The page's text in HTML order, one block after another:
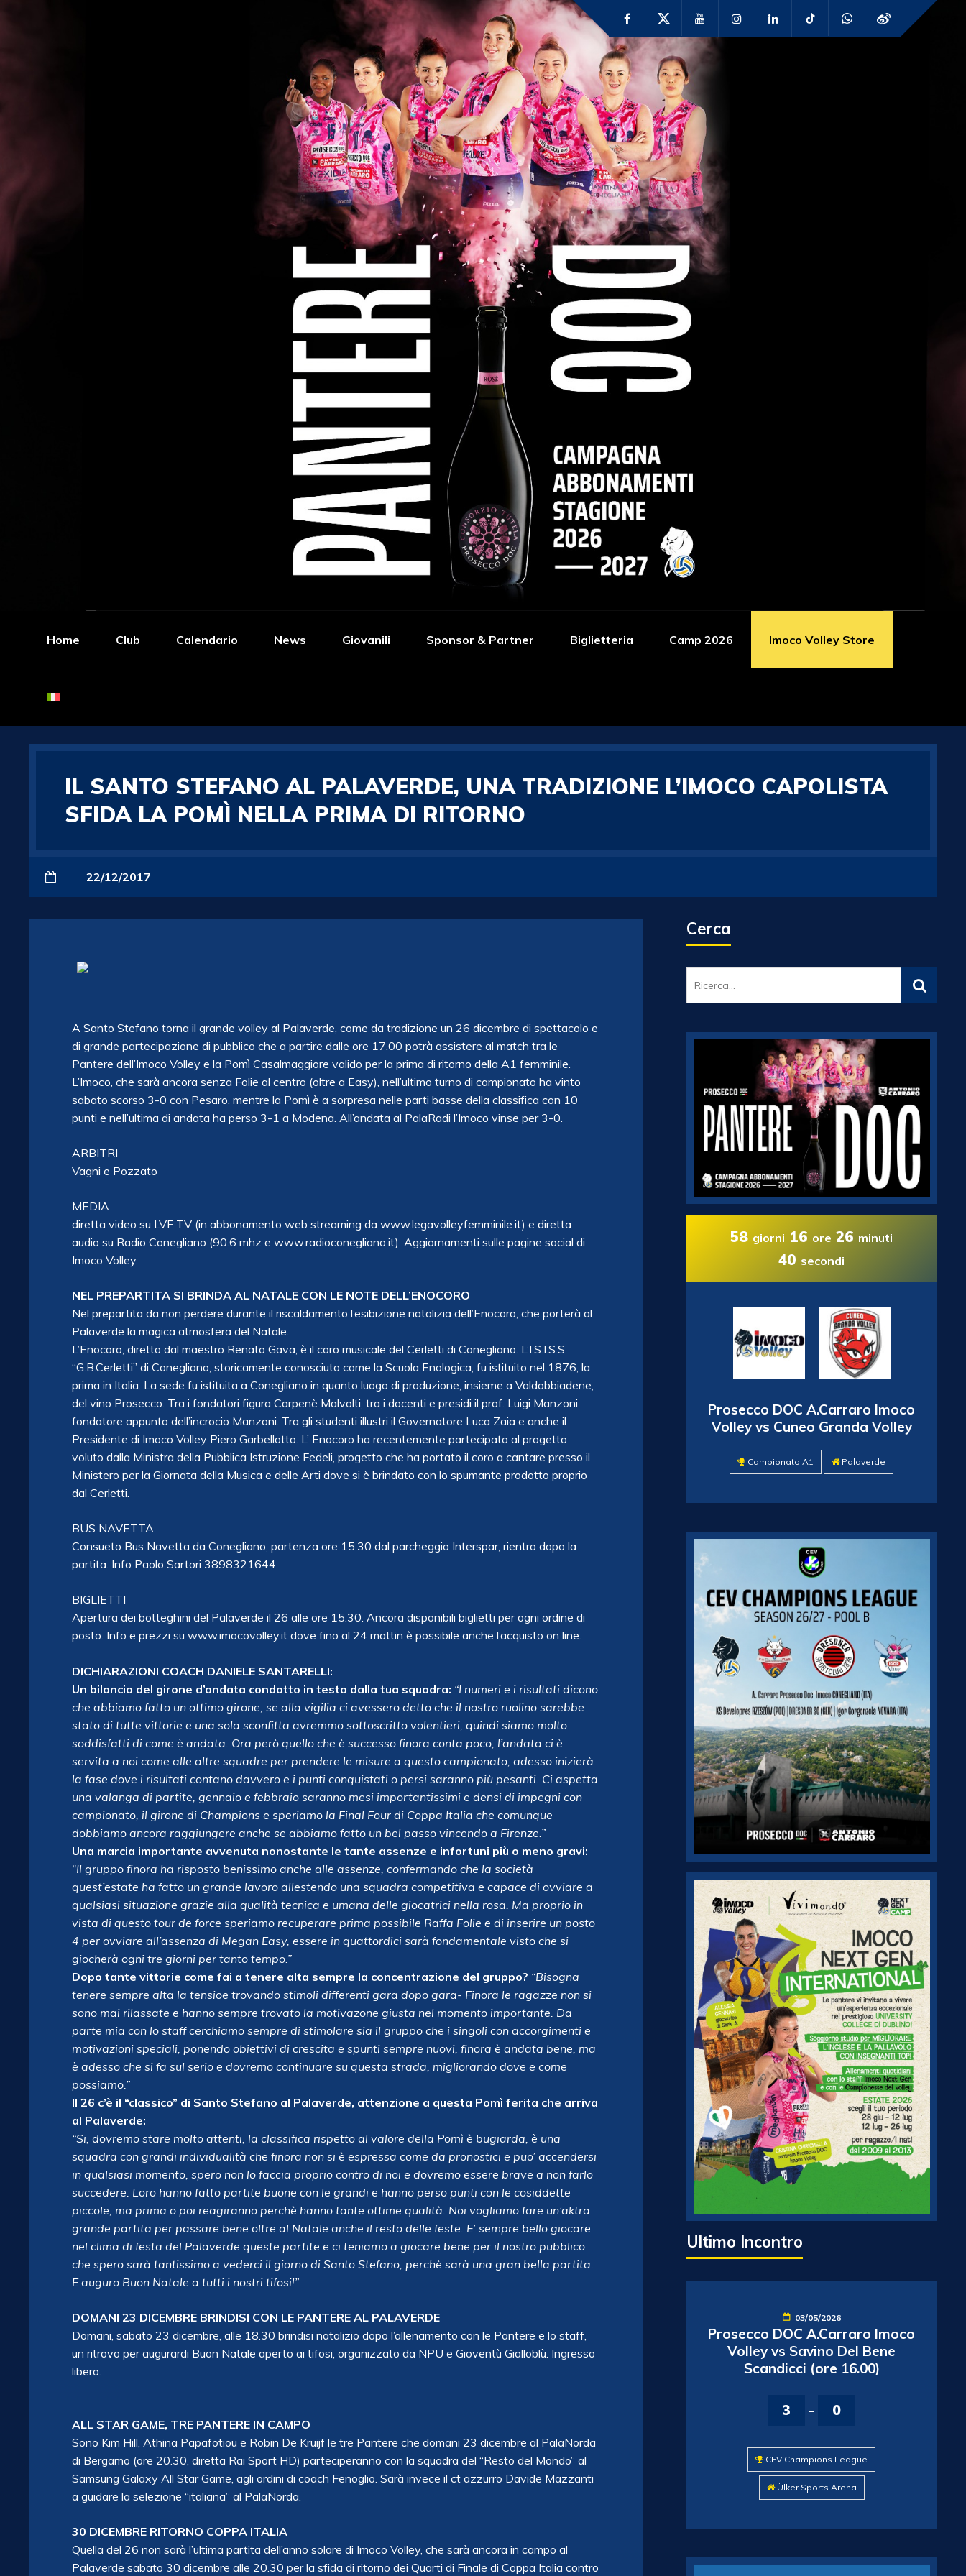
Home Club Calendario News Giovanili Sponsor & Partner Biglietteria Camp 2026 Imoco Volley Store
IL SANTO STEFANO AL PALAVERDE, UNA TRADIZIONE L’IMOCO CAPOLISTA
SFIDA LA POMÌ NELLA PRIMA DI RITORNO
22/12/2017
A Santo Stefano torna il grande volley al Palaverde, come da tradizione un 26 dicembre di spettacolo e
di grande partecipazione di pubblico che a partire dalle ore 17.00 potrà assistere al match tra le
Pantere dell’Imoco Volley e la Pomì Casalmaggiore valido per la prima di ritorno della A1 femminile.
L’Imoco, che sarà ancora senza Folie al centro (oltre a Easy), nell’ultimo turno di campionato ha vinto
sabato scorso 3-0 con Pesaro, mentre la Pomì è a sorpresa nelle parti basse della classifica con 10
punti e nell’ultima di andata ha perso 3-1 a Modena. All’andata al PalaRadi l’Imoco vinse per 3-0.
ARBITRI
Vagni e Pozzato
MEDIA
diretta video su LVF TV (in abbonamento web streaming da www.legavolleyfemminile.it) e diretta
audio su Radio Conegliano (90.6 mhz e www.radioconegliano.it). Aggiornamenti sulle pagine social di
Imoco Volley.
NEL PREPARTITA SI BRINDA AL NATALE CON LE NOTE DELL’ENOCORO
Nel prepartita da non perdere durante il riscaldamento l’esibizione natalizia dell’Enocoro, che porterà al
Palaverde la magica atmosfera del Natale.
L’Enocoro, diretto dal maestro Renato Gava, è il coro musicale del Cerletti di Conegliano. L’I.S.I.S.S.
“G.B.Cerletti” di Conegliano, storicamente conosciuto come la Scuola Enologica, fu istituito nel 1876, la
prima in Italia. La sede fu istituita a Conegliano in quanto luogo di produzione, insieme a Valdobbiadene,
del vino Prosecco. Tra i fondatori figura Carpenè Malvolti, tra i docenti e presidi il prof. Luigi Manzoni
fondatore appunto dell’incrocio Manzoni. Tra gli studenti illustri il Governatore Luca Zaia e anche il
Presidente di Imoco Volley Piero Garbellotto. L’ Enocoro ha recentemente partecipato al progetto
voluto dalla Ministra della Pubblica Istruzione Fedeli, progetto che ha portato il coro a cantare presso il
Ministero per la Giornata della Musica e delle Arti dove si è brindato con lo spumante prodotto proprio
dal Cerletti.
BUS NAVETTA
Consueto Bus Navetta da Conegliano, partenza ore 15.30 dal parcheggio Interspar, rientro dopo la
partita. Info Paolo Sartori 3898321644.
BIGLIETTI
Apertura dei botteghini del Palaverde il 26 alle ore 15.30. Ancora disponibili biglietti per ogni ordine di
posto. Info e prezzi su www.imocovolley.it dove fino al 24 mattin è possibile anche l’acquisto on line.
DICHIARAZIONI COACH DANIELE SANTARELLI:
Un bilancio del girone d’andata condotto in testa dalla tua squadra: “I numeri e i risultati dicono
che abbiamo fatto un ottimo girone, se alla vigilia ci avessero detto che il nostro ruolino sarebbe
stato di tutte vittorie e una sola sconfitta avremmo sottoscritto volentieri, quindi siamo molto
soddisfatti di come è andata. Ora però quello che è successo finora conta poco, l’andata ci è
servita a noi come alle altre squadre per prendere le misure a questo campionato, adesso inizierà
la fase dove i risultati contano davvero e i punti conquistati o persi saranno più pesanti. Ci aspetta
una valanga di partite, gennaio e febbraio saranno mesi importantissimi e densi di impegni con
campionato, il girone di Champions e speriamo la Final Four di Coppa Italia che comunque
dobbiamo ancora raggiungere anche se abbiamo fatto un bel passo vincendo a Firenze.”
Una marcia importante avvenuta nonostante le tante assenze e infortuni più o meno gravi:
“Il gruppo finora ha risposto benissimo anche alle assenze, confermando che la società
quest’estate ha fatto un grande lavoro allestendo una squadra competitiva e capace di ovviare a
qualsiasi situazione grazie alla qualità tecnica e umana delle giocatrici nella rosa. Ma proprio in
vista di questo tour de force speriamo recuperare prima possibile Raffa Folie e di inserire un posto
4 per ovviare all’assenza di Megan Easy, essere in quattordici sarà fondamentale visto che si
giocherà ogni tre giorni per tanto tempo.”
Dopo tante vittorie come fai a tenere alta sempre la concentrazione del gruppo? “Bisogna
tenere sempre alta la tensioe trovando stimoli differenti gara dopo gara- Finora le ragazze non si
sono mai rilassate e hanno sempre trovato la motivazone giusta nel momento importante. Da
parte mia con lo staff cerchiamo sempre di stimolare sia il gruppo che i singoli con accorgimenti e
motivazioni speciali, ponendo obiettivi di crescita e spunti sempre nuovi, finora è andata bene, ma
è adesso che si fa sul serio e dovremo continuare su questa strada, migliorando dove e come
possiamo.”
Il 26 c’è il “classico” di Santo Stefano al Palaverde, attenzione a questa Pomì ferita che arriva
al Palaverde:
“Si, dovremo stare molto attenti, la classifica rispetto al valore della Pomì è bugiarda, è una
squadra con grandi individualità che finora non si è espressa come da pronostici e puo’ accendersi
in qualsiasi momento, spero non lo faccia proprio contro di noi e dovremo essere brave a non farlo
succedere. Loro hanno fatto partite buone con le grandi e hanno perso punti con le cosiddette
piccole, ma prima o poi reagiranno perchè hanno tante ottime qualità. Noi vogliamo fare un’aktra
grande partita per passare bene oltre al Natale anche il resto delle feste. E’ sempre bello giocare
nel clima di festa del Palaverde queste partite e ci teniamo a giocare bene per il nostro pubblico
che spero sarà tantissimo a vederci il giorno di Santo Stefano, perchè sarà una gran bella partita.
E auguro Buon Natale a tutti i nostri tifosi!”
DOMANI 23 DICEMBRE BRINDISI CON LE PANTERE AL PALAVERDE
Domani, sabato 23 dicembre, alle 18.30 brindisi natalizio dopo l’allenamento con le Pantere e lo staff,
un ritrovo per augurardi Buon Natale aperto ai tifosi, organizzato da NPU e Gioventù Gialloblù. Ingresso
libero.
ALL STAR GAME, TRE PANTERE IN CAMPO
Sono Kim Hill, Athina Papafotiou e Robin De Kruijf le tre Pantere che domani 23 dicembre al PalaNorda
di Bergamo (ore 20.30, diretta Rai Sport HD) parteciperanno con la squadra del “Resto del Mondo” al
Samsung Galaxy All Star Game, agli ordini di coach Fenoglio. Sarà invece il ct azzurro Davide Mazzanti
a guidare la selezione “italiana” al PalaNorda.
30 DICEMBRE RITORNO COPPA ITALIA
Quella del 26 non sarà l’ultima partita dell’anno solare di Imoco Volley, che sarà ancora in campo al
Palaverde sabato 30 dicembre alle 20.30 per la sfida di ritorno dei Quarti di Finale di Coppa Italia contro
Cerca
58 giorni 16 ore 26 minuti
39 secondi
Prosecco DOC A.Carraro Imoco
Volley vs Cuneo Granda Volley
Campionato A1 Palaverde
Ultimo Incontro
03/05/2026
Prosecco DOC A.Carraro Imoco
Volley vs Savino Del Bene
Scandicci (ore 16.00)
3 - 0
CEV Champions League
Ülker Sports Arena